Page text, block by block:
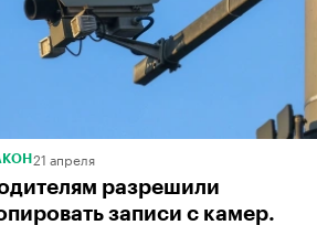
21 апреля
разрешили
записи с камер.